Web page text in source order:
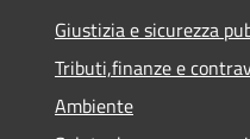
Giustizia e sicurezza
Tributi,finanze e
Ambiente